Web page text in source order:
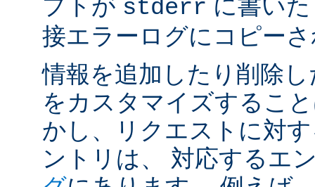
プトが stderr に書い
接エラーログにコピー
情報を追加したり削除
をカスタマイズするこ
かし、リクエストに対
ントリは、 対応するエ